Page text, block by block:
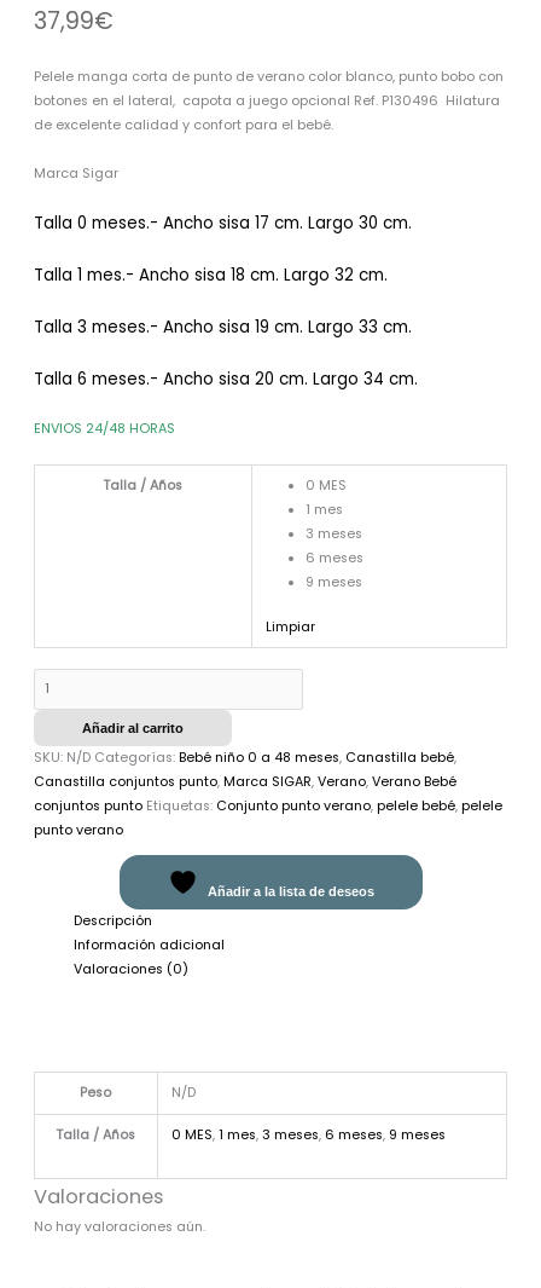
37,99€
Pelele manga corta de punto de verano color blanco, punto bobo con
botones en el lateral, capota a juego opcional Ref. P130496 Hilatura
de excelente calidad y confort para el bebé.
Marca Sigar
Talla 0 meses.- Ancho sisa 17 cm. Largo 30 cm.
Talla 1 mes.- Ancho sisa 18 cm. Largo 32 cm.
Talla 3 meses.- Ancho sisa 19 cm. Largo 33 cm.
Talla 6 meses.- Ancho sisa 20 cm. Largo 34 cm.
ENVIOS 24/48 HORAS
Talla / Años
0 MES
1 mes
3 meses
6 meses
9 meses
Limpiar
Añadir al carrito
SKU: N/D Categorías: Bebé niño 0 a 48 meses, Canastilla bebé,
Canastilla conjuntos punto, Marca SIGAR, Verano, Verano Bebé
conjuntos punto Etiquetas: Conjunto punto verano, pelele bebé, pelele
punto verano
Añadir a la lista de deseos
Descripción
Información adicional
Valoraciones (0)
Peso N/D
Talla / Años 0 MES, 1 mes, 3 meses, 6 meses, 9 meses
Valoraciones
No hay valoraciones aún.